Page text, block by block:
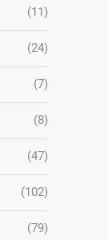
(11)
(24)
(7)
(8)
(47)
(102)
(79)